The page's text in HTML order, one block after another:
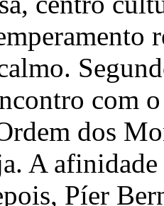
com
dos
A
Píer